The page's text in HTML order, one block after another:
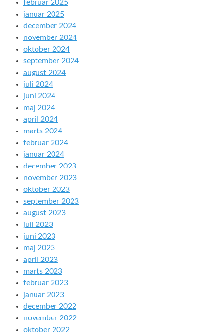
februar 2025
januar 2025
december 2024
november 2024
oktober 2024
september 2024
august 2024
juli 2024
juni 2024
maj 2024
april 2024
marts 2024
februar 2024
januar 2024
december 2023
november 2023
oktober 2023
september 2023
august 2023
juli 2023
juni 2023
maj 2023
april 2023
marts 2023
februar 2023
januar 2023
december 2022
november 2022
oktober 2022